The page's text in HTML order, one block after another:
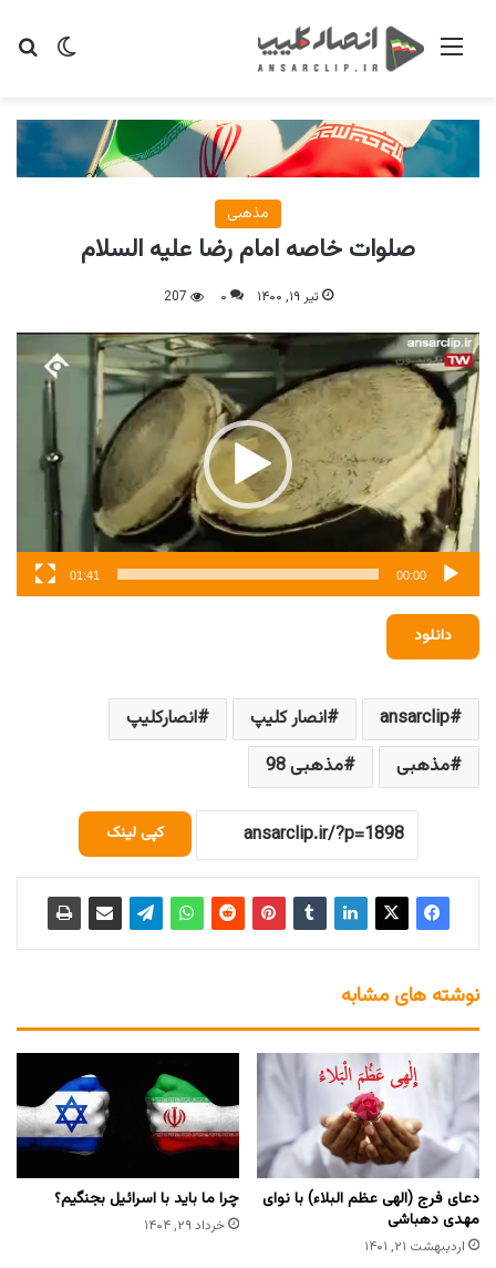
تغییر منو
مذهبی
صلوات خاصه امام رضا علیه السلام
تیر ۱۹, ۱۴۰۰ ۰ 207
نمایشگر
ویدیو
00:00
01:41
دانلود
ansarclip انصار کلیپ
انصارکلیپ
مذهبی
مذهبی 98
کپی لینک
نوشته های مشابه
دعای فرج (الهی عظم البلاء) با نوای
مهدی دهباشی
اردیبهشت ۲۱, ۱۴۰۱
چرا ما باید با اسرائیل بجنگیم؟
خرداد ۲۹, ۱۴۰۴